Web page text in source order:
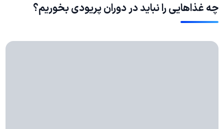
چه غذاهایی را نباید در دوران پریودی بخوریم؟